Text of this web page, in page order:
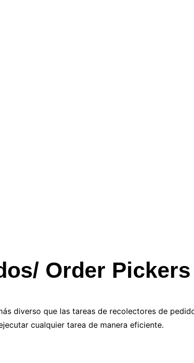
Order Pickers
diverso que las tareas de recolectores de
cualquier tarea de manera eficiente.